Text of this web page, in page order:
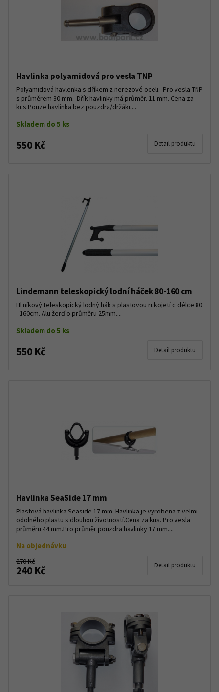
Havlinka polyamidová pro vesla TNP
Polyamidová havlenka s dříkem z nerezové oceli. Pro vesla TNP
s průměrem 30 mm. Dřík havlinky má průměr. 11 mm. Cena za
kus.Pouze havlinka bez pouzdra/držáku...
Skladem do 5 ks
550 Kč Detail produktu
Lindemann teleskopický lodní háček 80-160 cm
Hliníkový teleskopický lodný hák s plastovou rukojetí o délce 80
- 160cm. Alu žerď o průměru 25mm....
Skladem do 5 ks
550 Kč Detail produktu
Havlinka SeaSide 17 mm
Plastová havlinka Seaside 17 mm. Havlinka je vyrobena z velmi
odolného plastu s dlouhou životností.Cena za kus. Pro vesla
průměru 44 mm.Pro průměr pouzdra havlinky 17 mm....
Na objednávku
270 Kč
240 Kč Detail produktu